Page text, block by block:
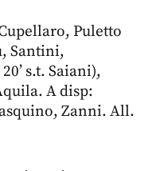
Puletto
Santini,
s.t. Saiani),
A disp:
Zanni. All.